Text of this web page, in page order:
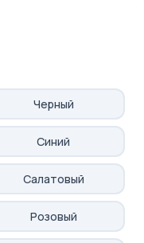
Черный
Синий
Салатовый
Розовый